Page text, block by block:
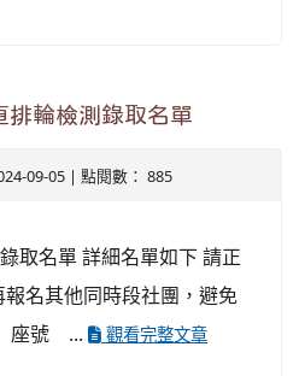
輪檢測錄取名單
09-05 | 點閱數： 885
取名單 詳細名單如下 請正
名其他同時段社團，避免
座號 ...
觀看完整文章